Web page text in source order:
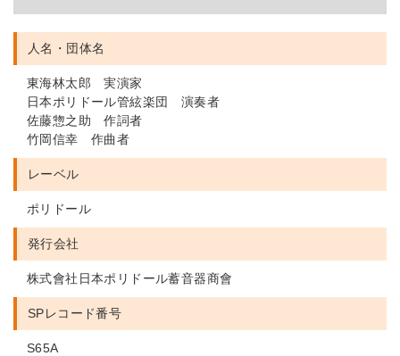
人名・団体名
東海林太郎 実演家
日本ポリドール管絃楽団 演奏者
佐藤惣之助 作詞者
竹岡信幸 作曲者
レーベル
ポリドール
発行会社
株式會社日本ポリドール蓄音器商會
SPレコード番号
S65A